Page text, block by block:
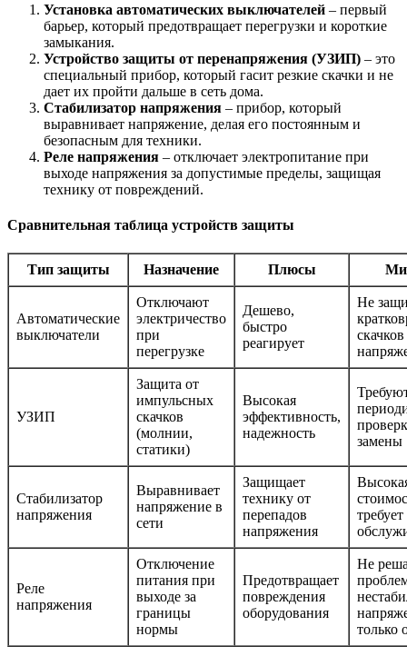
Установка автоматических выключателей – первый
барьер, который предотвращает перегрузки и короткие
замыкания.
Устройство защиты от перенапряжения (УЗИП) – это
специальный прибор, который гасит резкие скачки и не
дает их пройти дальше в сеть дома.
Стабилизатор напряжения – прибор, который
выравнивает напряжение, делая его постоянным и
безопасным для техники.
Реле напряжения – отключает электропитание при
выходе напряжения за допустимые пределы, защищая
технику от повреждений.
Сравнительная таблица устройств защиты
Тип защиты Назначение Плюсы
Автоматические
выключатели
Отключают
электричество
при
перегрузке
Дешево,
быстро
реагирует
Не
скачков
УЗИП
Защита от
импульсных
скачков
(молнии,
статики)
Высокая
эффективность,
надежность
замены
Стабилизатор
напряжения
Выравнивает
напряжение в
сети
Защищает
технику от
перепадов
напряжения
требует
Реле
напряжения
Отключение
питания при
выходе за
границы
нормы
Предотвращает
повреждения
оборудования
Не
только